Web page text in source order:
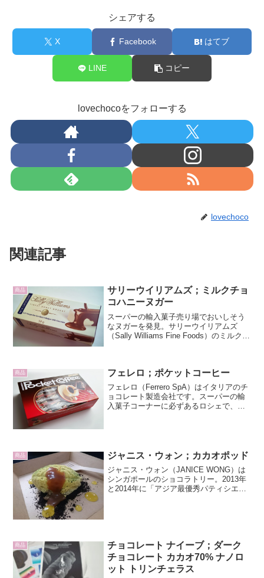
シェアする
X Facebook はてブ
LINE コピー
lovechocoをフォローする
lovechoco
関連記事
商品
サリーウイリアムズ；ミルクチョ
コハニーヌガー
スーパーの輸入菓子売り場でおいしそう
なヌガーを発見。サリーウイリアムズ
（Sally Williams Fine Foods）のミルクチ
商品 フェレロ；ポケットコーヒー
フェレロ（Ferrero SpA）はイタリアのチ
ョコレート製造会社です。スーパーの輸
入菓子コーナーに必ずあるロシェで、お
商品 ジャニス・ウォン；カカオポッド
ジャニス・ウォン（JANICE WONG）は
シンガポールのショコラトリー。2013年
と2014年に「アジア最優秀パティシエ」
商品
チョコレート ナイーブ；ダーク
チョコレート カカオ70% ナノロ
ット トリンチェラス